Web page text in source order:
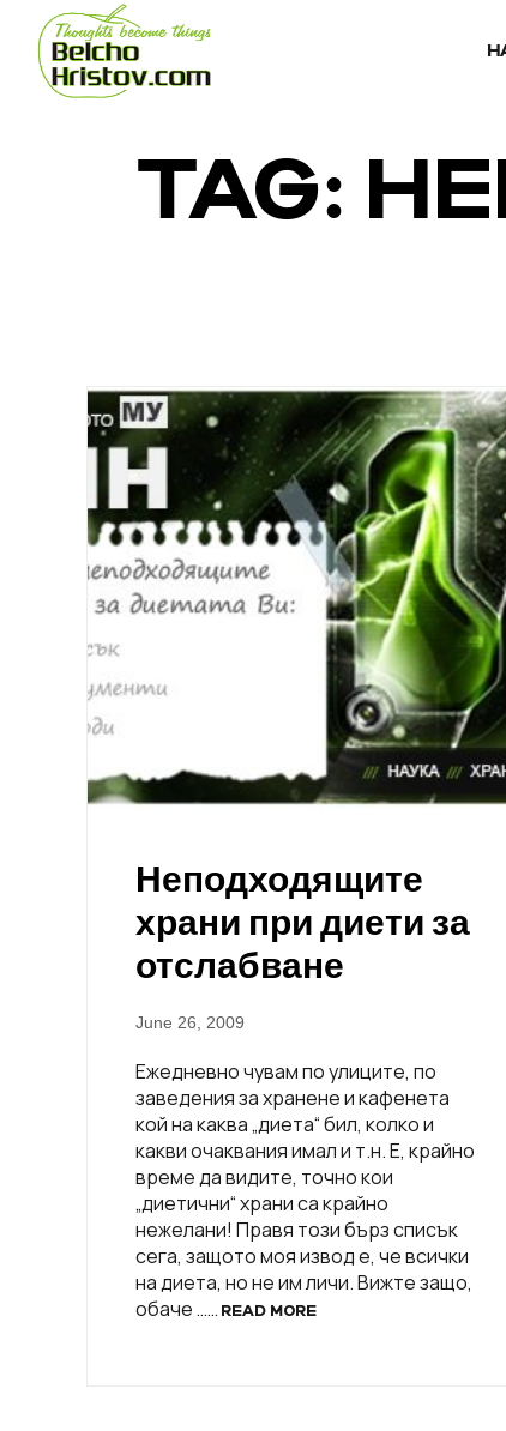
TAG:
Неподходящите
храни при диети за
отслабване
June 26, 2009
Ежедневно чувам по улиците, по
заведения за хранене и кафенета
кой на каква „диета“ бил, колко и
какви очаквания имал и т.н. Е, крайно
време да видите, точно кои
„диетични“ храни са крайно
нежелани! Правя този бърз списък
сега, защото моя извод е, че всички
на диета, но не им личи. Вижте защо,
обаче …… READ MORE